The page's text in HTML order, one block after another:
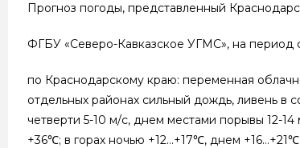
Прогноз погоды, представленный
ФГБУ «Северо-Кавказское УГМС», на период
по Краснодарскому краю: переменная
отдельных районах сильный дождь, ливень в
четверти 5-10 м/с, днем местами порывы 12-
+36℃; в горах ночью +12…+17℃, днем +16…+21℃;